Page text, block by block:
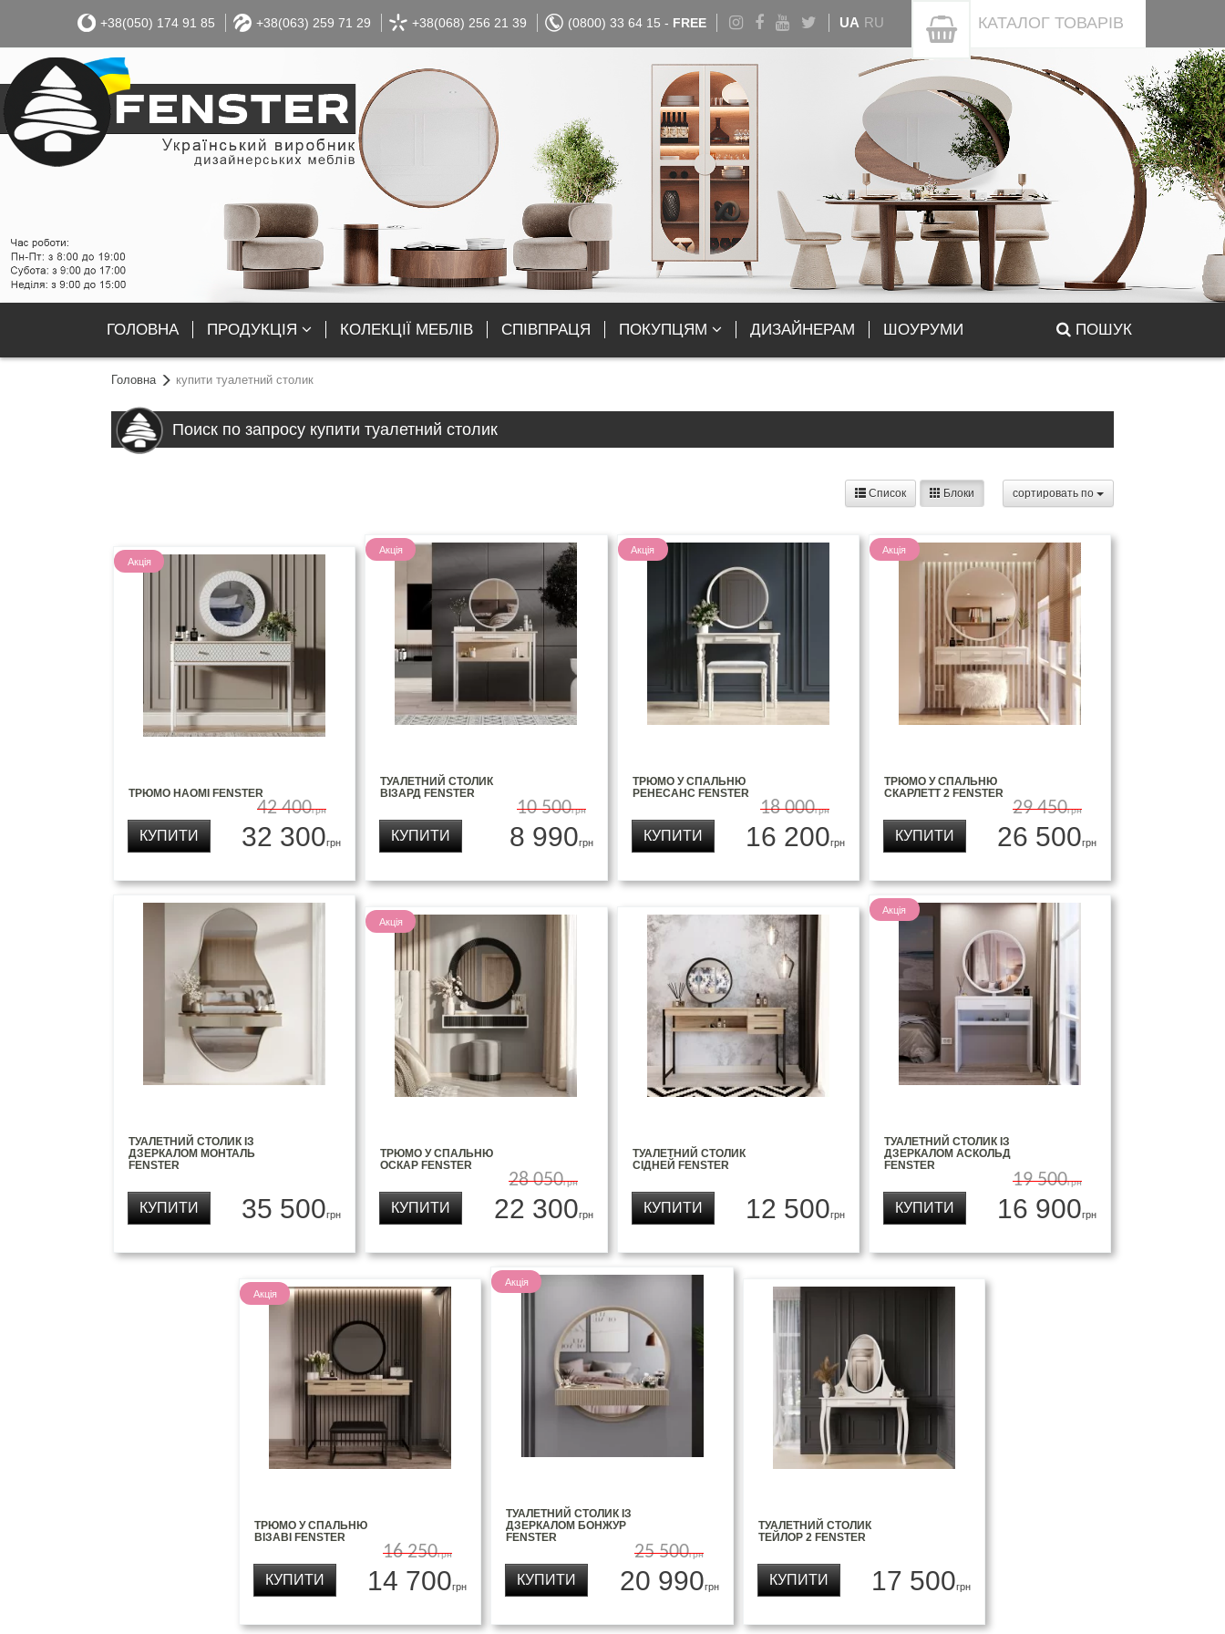
+38(050) 174 91 85 +38(063) 259 71 29 +38(068) 256 21 39 (0800) 33 64 15 - FREE UA RU КАТАЛОГ ТОВАРІВ
ГОЛОВНА ПРОДУКЦІЯ КОЛЕКЦІЇ МЕБЛІВ СПІВПРАЦЯ ПОКУПЦЯМ ДИЗАЙНЕРАМ ШОУРУМИ ПОШУК
Головна купити туалетний столик
Поиск по запросу купити туалетний столик
cортировать по
Список Блоки
Акція
ТРЮМО НАОМІ FENSTER
42 400грн
32 300грн
КУПИТИ
Акція
ТУАЛЕТНИЙ СТОЛИК
ВІЗАРД FENSTER
10 500грн
8 990грн
КУПИТИ
Акція
ТРЮМО У СПАЛЬНЮ
РЕНЕСАНС FENSTER
18 000грн
16 200грн
КУПИТИ
Акція
ТРЮМО У СПАЛЬНЮ
СКАРЛЕТТ 2 FENSTER
29 450грн
26 500грн
КУПИТИ
ТУАЛЕТНИЙ СТОЛИК ІЗ
ДЗЕРКАЛОМ МОНТАЛЬ
FENSTER
35 500грн
КУПИТИ
Акція
ТРЮМО У СПАЛЬНЮ
ОСКАР FENSTER
28 050грн
22 300грн
КУПИТИ
ТУАЛЕТНИЙ СТОЛИК
СІДНЕЙ FENSTER
12 500грн
КУПИТИ
Акція
ТУАЛЕТНИЙ СТОЛИК ІЗ
ДЗЕРКАЛОМ АСКОЛЬД
FENSTER
19 500грн
16 900грн
КУПИТИ
Акція
ТРЮМО У СПАЛЬНЮ
ВІЗАВІ FENSTER
16 250грн
14 700грн
КУПИТИ
Акція
ТУАЛЕТНИЙ СТОЛИК ІЗ
ДЗЕРКАЛОМ БОНЖУР
FENSTER
25 500грн
20 990грн
КУПИТИ
ТУАЛЕТНИЙ СТОЛИК
ТЕЙЛОР 2 FENSTER
17 500грн
КУПИТИ